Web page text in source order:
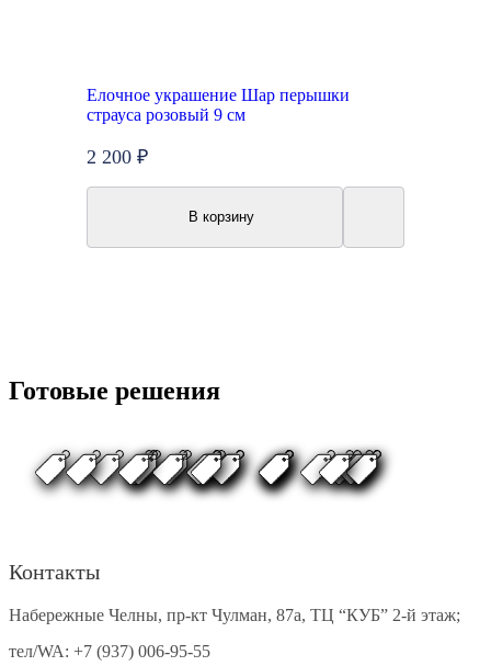
Елочное украшение Шар перышки
страуса розовый 9 см
2 200 ₽
В корзину
Готовые решения
Контакты
Набережные Челны, пр-кт Чулман, 87а, ТЦ “КУБ” 2-й этаж;
тел/WA: +7 (937) 006-95-55